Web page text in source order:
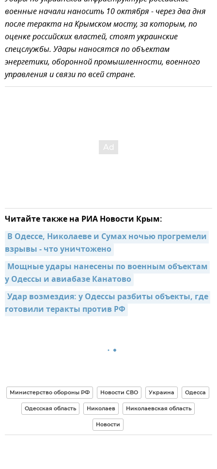
военные начали наносить 10 октября - через два дня
после теракта на Крымском мосту, за которым, по
оценке российских властей, стоят украинские
спецслужбы. Удары наносятся по объектам
энергетики, оборонной промышленности, военного
управления и связи по всей стране.
Читайте также на РИА Новости Крым:
В Одессе, Николаеве и Сумах ночью прогремели
взрывы - что уничтожено
Мощные удары нанесены по военным объектам
у Одессы и авиабазе Канатово
Удар возмездия: у Одессы разбиты объекты, где
готовили теракты против РФ
Министерство обороны РФ Новости СВО Украина Одесса
Одесская область Николаев Николаевская область
Новости